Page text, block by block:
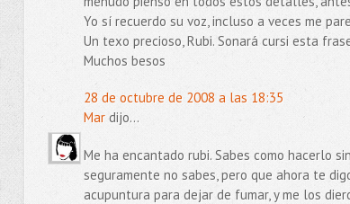
Yo sí recuerdo su voz, incluso a veces me
Un texo precioso, Rubi. Sonará cursi esta
Muchos besos
28 de octubre de 2008 a las 18:35
Mardijo...
Me ha encantado rubi. Sabes como hacerlo
seguramente no sabes, pero que ahora te
acupuntura para dejar de fumar, y me los